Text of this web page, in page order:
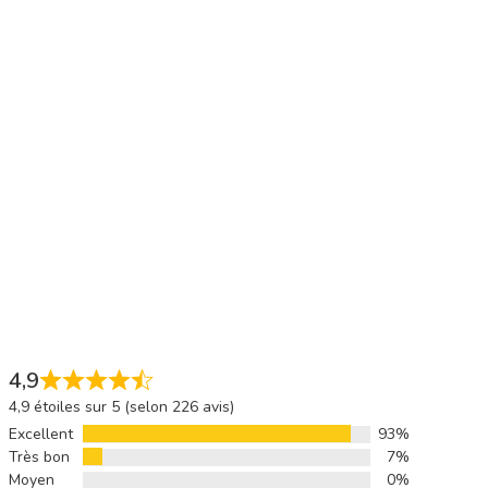
4,9
4,9 étoiles sur 5 (selon 226 avis)
Excellent
93%
Très bon
7%
Moyen
0%